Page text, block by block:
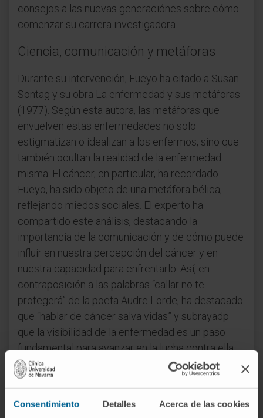
Consentimiento Detalles Acerca de las cookies
consejos a las nuevas generaciónes sobre cómo
comenzar su carrera investigadora.
Ciencia, comunicación y metáforas
Durante su intervención, Fueyo ha citado a Susan
Sontag y su obra La enfermedad y sus metáforas
(1977). Según esta autora, las metáforas que
envuelven estas enfermedades no solo
estigmatizan o idealizan a los enfermos, sino que
también ocultan la realidad de la enfermedad
misma. El cáncer, en particular, ha recordado
Fueyo, ha sido objeto de una metáfora bélica,
reflejando miedos sociales. El experto ha
compartido este análisis, destacando la
importancia de la comunicación y de cómo puede
influir en nuestra percepción del cáncer y en
nuestra capacidad para enfrentarlo. Así, en
contraposición a las palabras “callar no te
protegerá” de la poeta Audre Lorde, ha destacado
que “hablar de cáncer salva vidas” y subrayadp
que la visibilidad de la enfermedad es un paso
fundamental para avanzar en la lucha contra ella.
Un desafío global, una respuesta
científica